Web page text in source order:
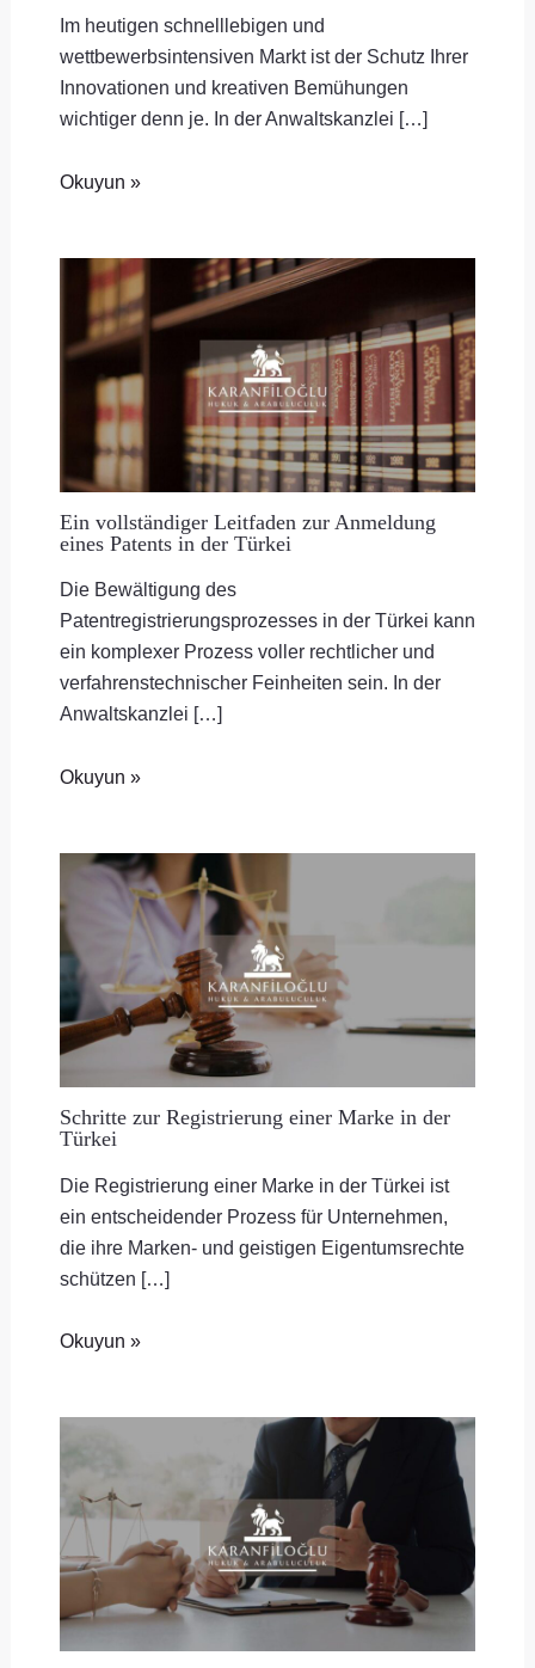
Im heutigen schnelllebigen und
wettbewerbsintensiven Markt ist der Schutz Ihrer
Innovationen und kreativen Bemühungen
wichtiger denn je. In der Anwaltskanzlei […]
Okuyun »
Ein vollständiger Leitfaden zur Anmeldung
eines Patents in der Türkei
Die Bewältigung des
Patentregistrierungsprozesses in der Türkei kann
ein komplexer Prozess voller rechtlicher und
verfahrenstechnischer Feinheiten sein. In der
Anwaltskanzlei […]
Okuyun »
Schritte zur Registrierung einer Marke in der
Türkei
Die Registrierung einer Marke in der Türkei ist
ein entscheidender Prozess für Unternehmen,
die ihre Marken- und geistigen Eigentumsrechte
schützen […]
Okuyun »